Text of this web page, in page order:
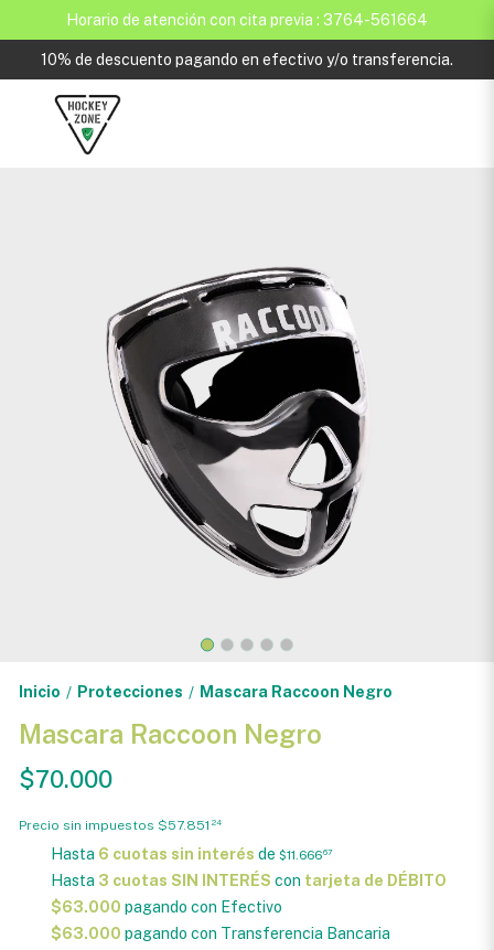
Horario de atención con cita previa : 3764-561664
10% de descuento pagando en efectivo y/o transferencia.
Inicio / Protecciones / Mascara Raccoon Negro
Mascara Raccoon Negro
$70.000
Precio sin impuestos $57.851 24
Hasta 6 cuotas sin interés de $11.66667
Hasta 3 cuotas SIN INTERÉS con tarjeta de DÉBITO
$63.000 pagando con Efectivo
$63.000 pagando con Transferencia Bancaria